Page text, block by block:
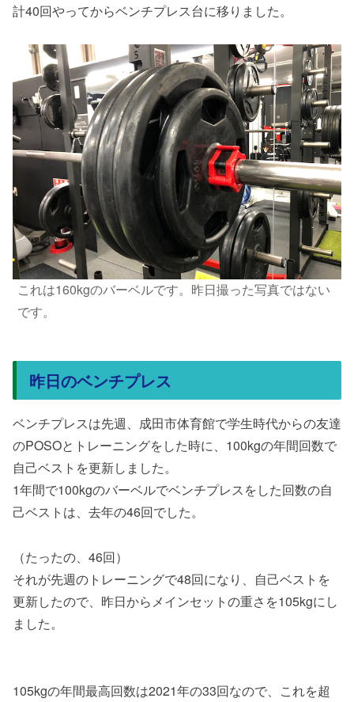
計40回やってからベンチプレス台に移りました。
これは160kgのバーベルです。昨日撮った写真ではない
です。
昨日のベンチプレス
ベンチプレスは先週、成田市体育館で学生時代からの友達
のPOSOとトレーニングをした時に、100kgの年間回数で
自己ベストを更新しました。
1年間で100kgのバーベルでベンチプレスをした回数の自
己ベストは、去年の46回でした。
（たったの、46回）
それが先週のトレーニングで48回になり、自己ベストを
更新したので、昨日からメインセットの重さを105kgにし
ました。
105kgの年間最高回数は2021年の33回なので、これを超